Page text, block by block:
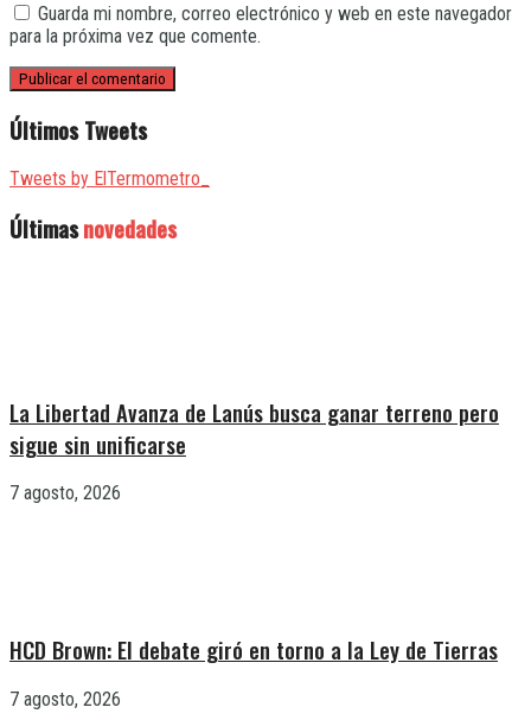
Guarda mi nombre, correo electrónico y web en este navegador
para la próxima vez que comente.
Últimos Tweets
Tweets by ElTermometro_
Últimasnovedades
La Libertad Avanza de Lanús busca ganar terreno pero
sigue sin unificarse
7 agosto, 2026
HCD Brown: El debate giró en torno a la Ley de Tierras
7 agosto, 2026